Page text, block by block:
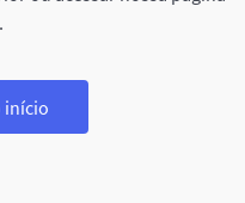
início